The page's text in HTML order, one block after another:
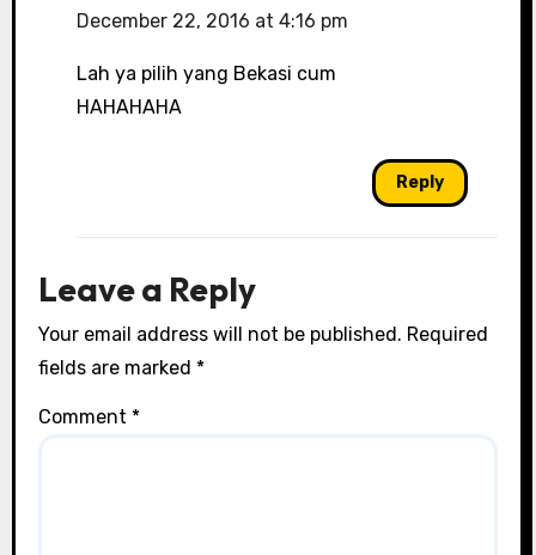
December 22, 2016 at 4:16 pm
Lah ya pilih yang Bekasi cum
HAHAHAHA
Reply
Leave a Reply
Your email address will not be published. Required
fields are marked *
Comment *